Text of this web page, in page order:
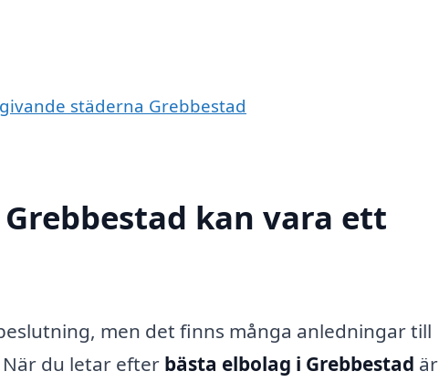
städerna Grebbestad
kan vara ett
men det finns många anledningar till
du letar efter bästa elbolag i Grebbestad är